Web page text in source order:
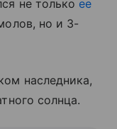
не только ее
но и 3-
наследника,
солнца.